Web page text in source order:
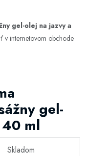
gel-olej na jazvy a
v internetovom obchode
gel-
ml
Skladom